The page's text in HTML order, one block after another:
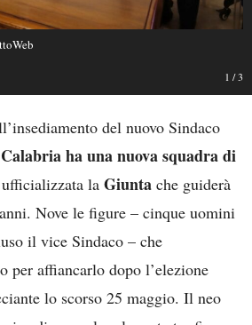
1 /3
del nuovo Sindaco
ha una nuova squadra di
la Giunta che guiderà
Nove le figure – cinque uomini
il vice Sindaco – che
per affiancarlo dopo l’elezione
lo scorso 25 maggio. Il neo